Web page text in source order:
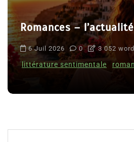
Romances –
6 Juil 2026 0 3 052
littérature sentimentale